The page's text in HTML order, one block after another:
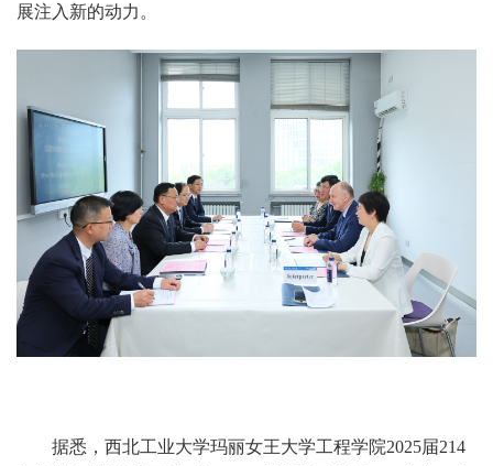
展注入新的动力。
据悉，西北工业大学玛丽女王大学工程学院2025届214